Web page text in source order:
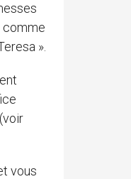
comme
».
vous